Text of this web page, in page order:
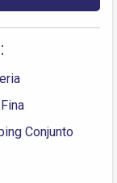
Conjunto